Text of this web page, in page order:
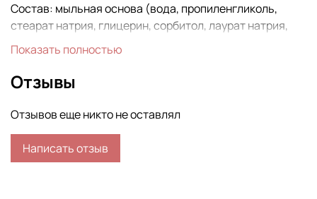
Состав: мыльная основа (вода, пропиленгликоль,
стеарат натрия, глицерин, сорбитол, лаурат натрия,
лаурет сульфат натрия, динатрия лаурет,
сульфосукцинат, тетранатрия этидронат),
косметический пигмент, косметическая отдушка,
бумажная наклейка.
Вес мыла: 80-85г
Показать полностью
Отзывы
Отзывов еще никто не оставлял
Написать отзыв